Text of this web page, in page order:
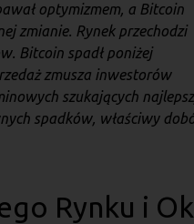
optymizmem, a Bitcoin
zmianie. Rynek przechodzi
Bitcoin spadł poniżej
zmusza inwestorów
szukających
spadków, właściwy
Rynku i